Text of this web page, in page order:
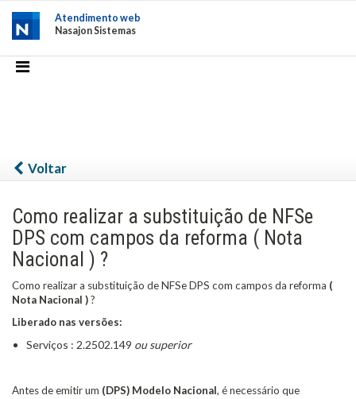
Atendimento web
Nasajon Sistemas
Voltar
Como realizar a substituição de NFSe
DPS com campos da reforma ( Nota
Nacional ) ?
Como realizar a substituição de NFSe DPS com campos da reforma (
Nota Nacional )?
Liberado nas versões:
Serviços : 2.2502.149 ou superior
Antes de emitir um (DPS) Modelo Nacional, é necessário que